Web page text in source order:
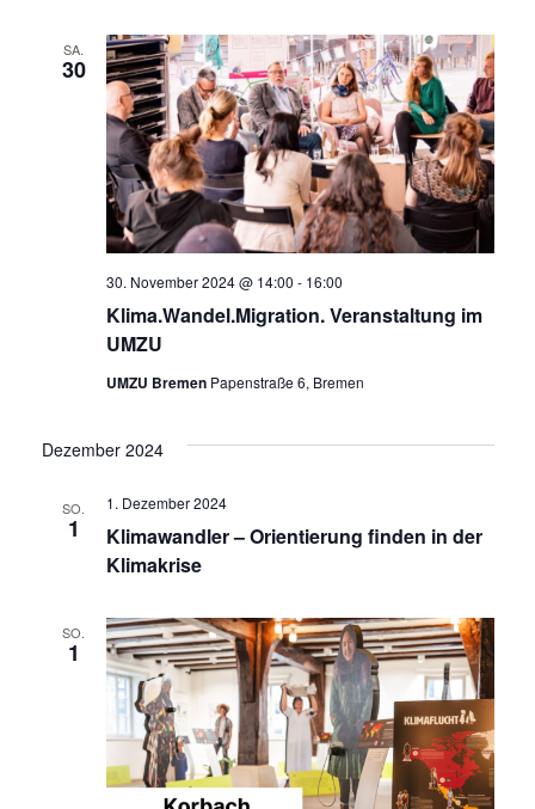
SA.
30
Klima.Wandel.Migration. Veranstaltung im
UMZU
30. November 2024 @ 14:00 - 16:00
UMZU Bremen Papenstraße 6, Bremen
Dezember 2024
SO.
1
Klimawandler – Orientierung finden in der
Klimakrise
1. Dezember 2024
SO.
1